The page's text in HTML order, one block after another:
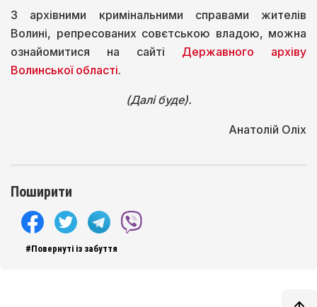
З архівними кримінальними справами жителів
Волині, репресованих совєтською владою, можна
ознайомитися на сайті Державного архіву
Волинської області.
(Далі буде).
Анатолій Оліх
Поширити
#Повернуті із забуття